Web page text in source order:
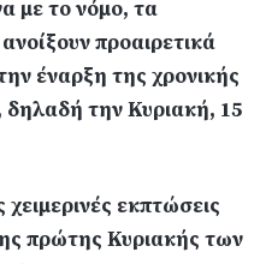
με το νόμο, τα
προαιρετικά
έναρξη της χρονικής
την Κυριακή, 15
εκπτώσεις
πρώτης Κυριακής των